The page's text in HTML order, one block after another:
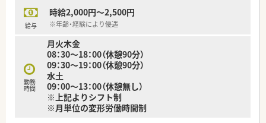
給与
時給2,000円～2,500円
※年齢・経験により優遇
勤務
時間
月火木金
08：30～18：00（休憩90分）
09：30～19：00（休憩90分）
水土
09：00～13：00（休憩無し）
※上記よりシフト制
※月単位の変形労働時間制